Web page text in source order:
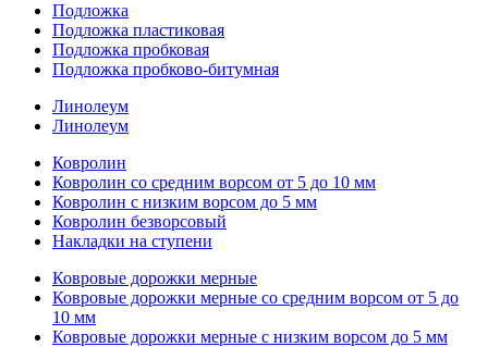
Подложка
Подложка пластиковая
Подложка пробковая
Подложка пробково-битумная
Линолеум
Линолеум
Ковролин
Ковролин со средним ворсом от 5 до 10 мм
Ковролин с низким ворсом до 5 мм
Ковролин безворсовый
Накладки на ступени
Ковровые дорожки мерные
Ковровые дорожки мерные со средним ворсом от 5 до
10 мм
Ковровые дорожки мерные с низким ворсом до 5 мм